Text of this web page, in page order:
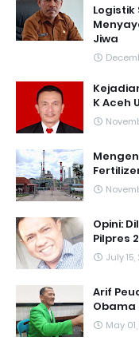
Logistik
Jiwa
K Aceh
Opini:
Pilpres
July
Arif
Obama
May